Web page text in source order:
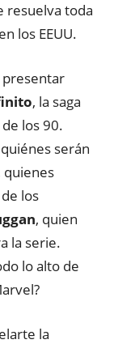
resuelva toda
los EEUU.
presentar
, la saga
los 90.
serán
quienes
los
, quien
la serie.
lo alto de
la